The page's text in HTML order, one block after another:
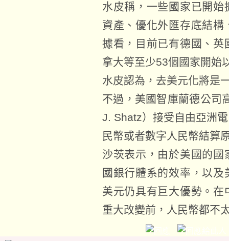
水皮稱，一些國家已開
資產、優化外匯存底結
據看，目前已有德國、英
拿大等至少53個國家開始
水皮認為，去美元化將是
不過，美國智庫蘭德公司
J. Shatz）接受自由亞洲
民幣或者數字人民幣結算
沙茨表示，由於美國的
國銀行體系的效率，以
美元仍具有巨大優勢。
重大改變前，人民幣都不